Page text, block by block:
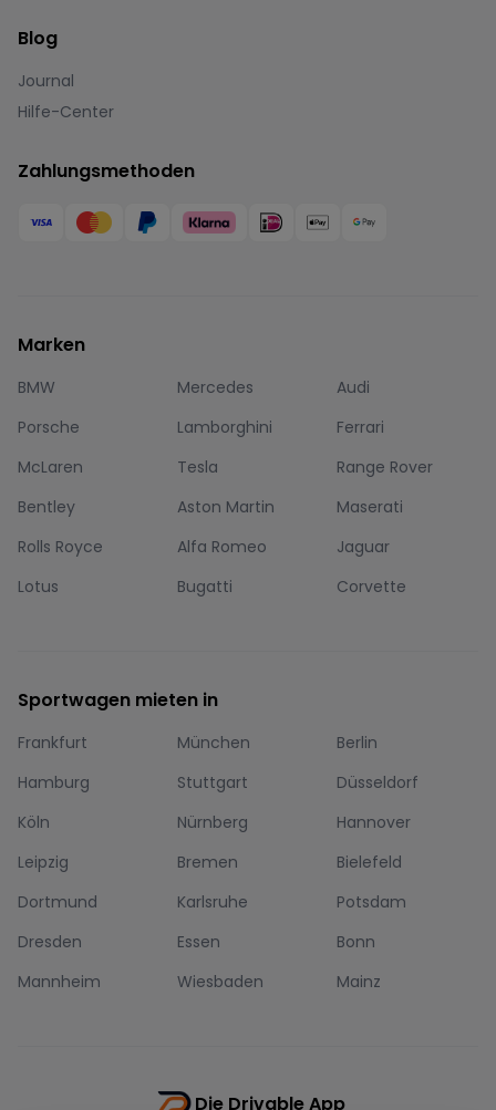
Blog
Journal
Hilfe-Center
Zahlungsmethoden
Marken
BMW Mercedes
Audi
Porsche
Lamborghini
Ferrari
McLaren
Tesla
Range Rover
Bentley
Aston Martin
Maserati
Rolls Royce
Alfa Romeo
Jaguar
Lotus
Bugatti Corvette
Sportwagen mieten in
Frankfurt München
Berlin
Hamburg
Stuttgart
Düsseldorf
Köln
Nürnberg
Hannover
Leipzig
Bremen
Bielefeld
Dortmund
Karlsruhe
Potsdam
Dresden
Essen
Bonn
Mannheim
Wiesbaden Mainz
Die Drivable App